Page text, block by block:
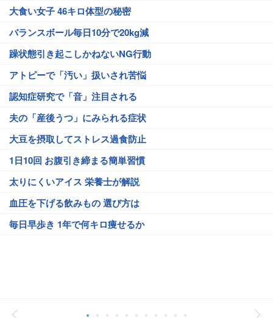
大食い女子 46キロ体型の秘密
バランスボール毎日10分で20kg減
躁状態引き起こしかねないNG行動
アトピーで「汚い」扱いされ苦悩
認知症研究で「音」注目される
夫の「産後うつ」にみられる症状
大豆を摂取してストレス過食防止
1日10回 お腹引き締まる簡単習慣
太りにくいアイス 栄養士が解説
血圧を下げる飲みもの 選び方は
毎日早歩き 1年で何キロ痩せるか